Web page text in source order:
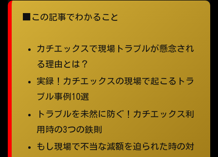
■この記事でわかること
カチエックスで現場トラブルが懸念され
る理由とは？
実録！カチエックスの現場で起こるトラ
ブル事例10選
トラブルを未然に防ぐ！カチエックス利
用時の3つの鉄則
もし現場で不当な減額を迫られた時の対